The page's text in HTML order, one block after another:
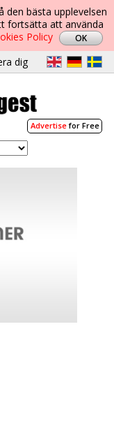
den bästa upplevelsen
fortsätta att använda
Policy
dig
Advertisefor Free